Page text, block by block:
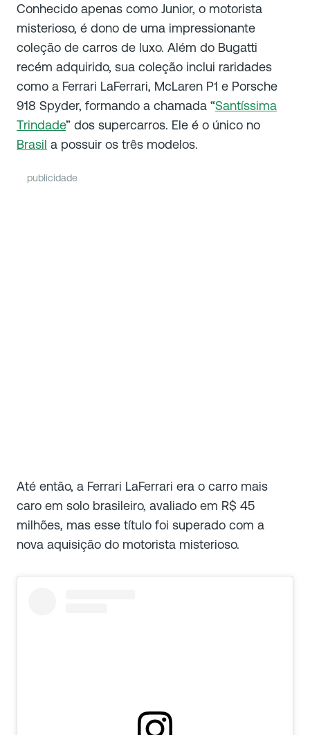
Conhecido apenas como Junior, o motorista
misterioso, é dono de uma impressionante
coleção de carros de luxo. Além do Bugatti
recém adquirido, sua coleção inclui raridades
como a Ferrari LaFerrari, McLaren P1 e Porsche
918 Spyder, formando a chamada “Santíssima
Trindade” dos supercarros. Ele é o único no
Brasil a possuir os três modelos.
publicidade
Até então, a Ferrari LaFerrari era o carro mais
caro em solo brasileiro, avaliado em R$ 45
milhões, mas esse título foi superado com a
nova aquisição do motorista misterioso.